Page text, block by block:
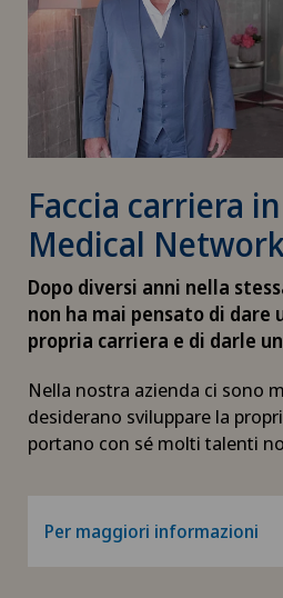
Faccia carriera
Medical
Dopo diversi anni nella
non ha mai pensato di dare
propria carriera e di darle
Nella nostra azienda ci sono
desiderano sviluppare la
portano con sé molti talenti
Per maggiori informazioni